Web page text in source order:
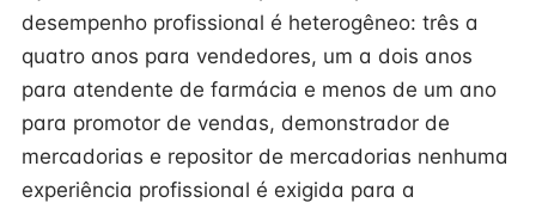
desempenho profissional é heterogêneo: três a
quatro anos para vendedores, um a dois anos
para atendente de farmácia e menos de um ano
para promotor de vendas, demonstrador de
mercadorias e repositor de mercadorias nenhuma
experiência profissional é exigida para a